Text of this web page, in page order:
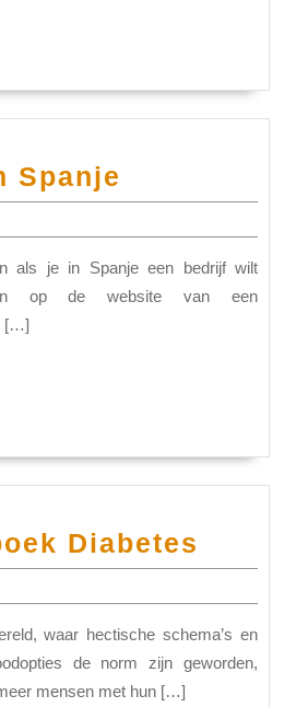
Spanje
in
Spanje
op de website van een
[…]
Diabetes
de norm zijn geworden,
mensen met hun […]